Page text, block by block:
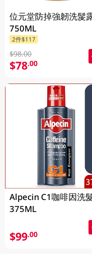
位元堂防掉強韌洗髲
750ML
2件$117
$98.00
$78.00
Alpecin C1咖啡因洗
375ML
$99.00